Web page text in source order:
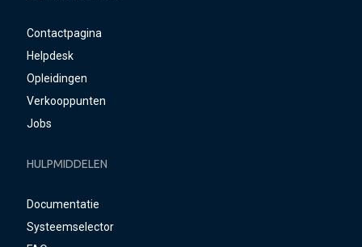
Contactpagina
Helpdesk
Opleidingen
Verkooppunten
Jobs
HULPMIDDELEN
Documentatie
Systeemselector